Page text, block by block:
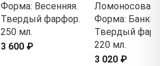
Форма: Весенняя.
Твердый фарфор.
250 мл.
3 600 ₽
Ломоносова»
Форма:
Твердый
220 мл.
3 020 ₽